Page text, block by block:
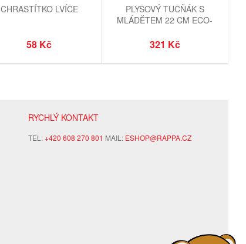
CHRASTÍTKO LVÍČE
58 Kč
PLYŠOVÝ TUČŇÁK S
MLÁDĚTEM 22 CM ECO-
321 Kč
RYCHLÝ KONTAKT
TEL:+420 608 270 801 MAIL: ESHOP@RAPPA.CZ